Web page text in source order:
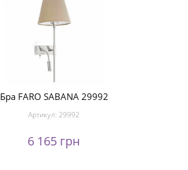
Бра FARO SABANA 29992
Артикул: 29992
6 165 грн